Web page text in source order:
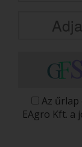
Az űrlap
EAgro Kft. a